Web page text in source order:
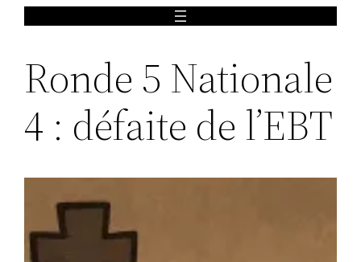
contenu
Ronde 5 Nationale
4 : défaite de l’EBT